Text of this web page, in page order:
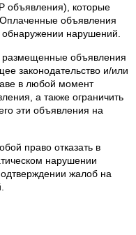
объявления), которые
объявления
нарушений.
объявления
законодательство и/или
в любой момент
а также ограничить
эти объявления на
право отказать в
нарушении
жалоб на